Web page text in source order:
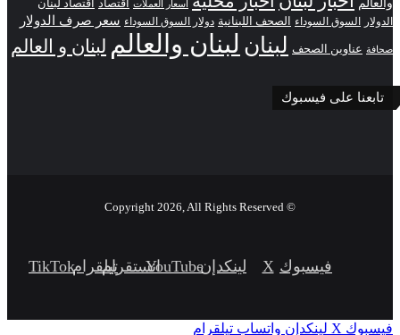
اسعار العملات اقتصاد اقتصاد لبنان
الدولار السوق السوداء الصحف اللبنانية دولار السوق السوداء سعر صرف الدولار
صحافة عناوين الصحف لبنان لبنان والعالم لبنان و العالم
تابعنا على فيسبوك
© Copyright 2026, All Rights Reserved
فيسبوك ‫X لينكدإن‫YouTubeانستقرامتيلقرام‫TikTok
فيسبوك ‫X لينكدإن واتساب تيلقرام